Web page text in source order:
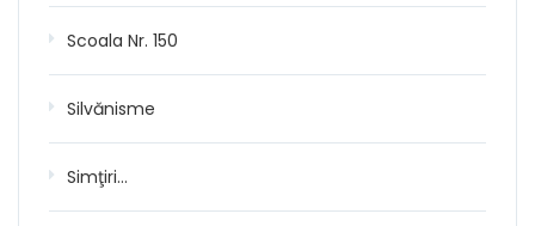
Scoala Nr. 150
Silvănisme
Simţiri…